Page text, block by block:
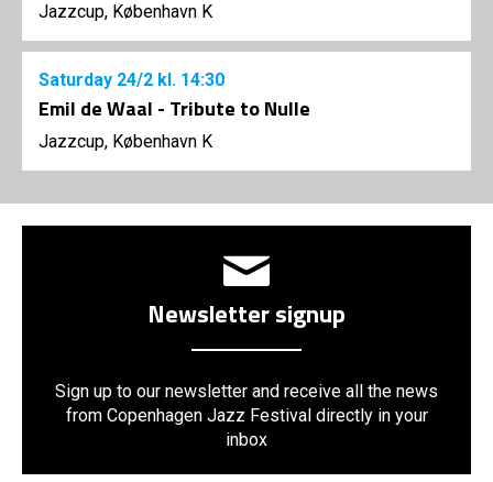
Jazzcup, København K
Saturday 24/2 kl. 14:30
Emil de Waal - Tribute to Nulle
Jazzcup, København K
Newsletter signup
Sign up to our newsletter and receive all the news
from Copenhagen Jazz Festival directly in your
inbox